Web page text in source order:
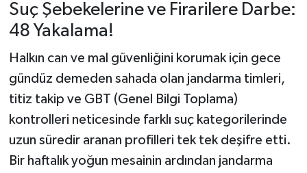
Suç Şebekelerine ve Firarilere Darbe:
48 Yakalama!
Halkın can ve mal güvenliğini korumak için gece
gündüz demeden sahada olan jandarma timleri,
titiz takip ve GBT (Genel Bilgi Toplama)
kontrolleri neticesinde farklı suç kategorilerinde
uzun süredir aranan profilleri tek tek deşifre etti.
Bir haftalık yoğun mesainin ardından jandarma